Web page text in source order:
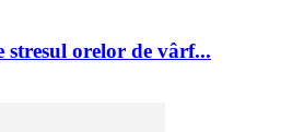
orelor de vârf...